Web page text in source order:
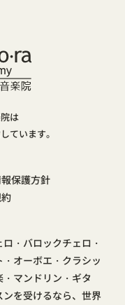
は
ています。
保護方針
・バロックチェロ・
オーボエ・クラシッ
マンドリン・ギタ
を受けるなら、世界